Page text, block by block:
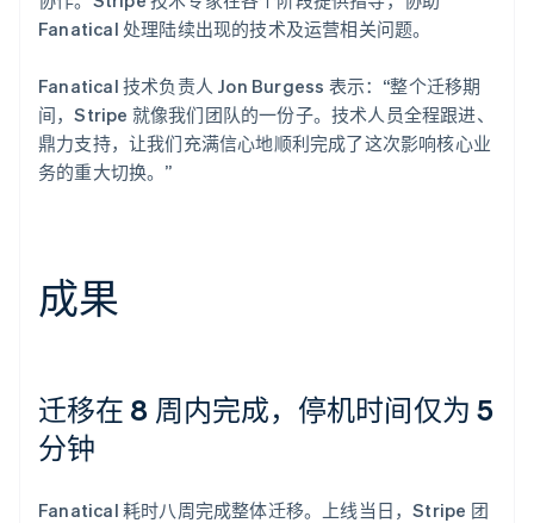
Fanatical 处理陆续出现的技术及运营相关问题。
Fanatical 技术负责人 Jon Burgess 表示：“整个迁移期
间，Stripe 就像我们团队的一份子。技术人员全程跟进、
鼎力支持，让我们充满信心地顺利完成了这次影响核心业
务的重大切换。”
成果
迁移在 8 周内完成，停机时间仅为 5
分钟
Fanatical 耗时八周完成整体迁移。上线当日，Stripe 团